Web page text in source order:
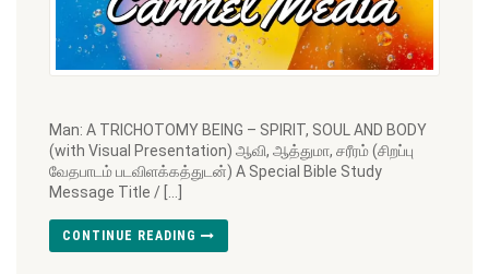
Man: A TRICHOTOMY BEING – SPIRIT, SOUL AND BODY
(with Visual Presentation) ஆவி, ஆத்துமா, சரீரம் (சிறப்பு
வேதபாடம் படவிளக்கத்துடன்) A Special Bible Study
Message Title / […]
CONTINUE READING